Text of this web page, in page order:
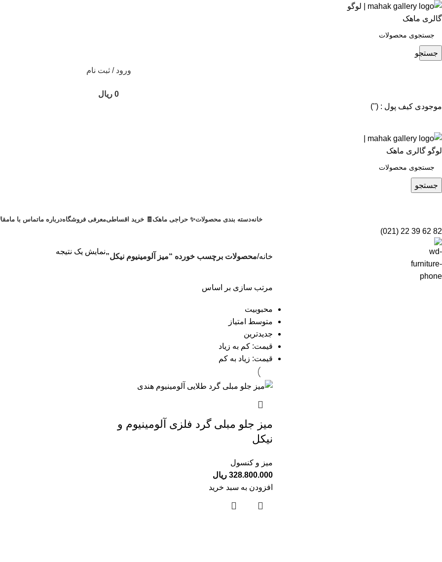
جستجو
ورود / ثبت نام
0 ریال
موجودی کیف پول : ('')
جستجو
خانهدسته بندی محصولات✨ حراجی ماهک 🧾 خرید اقساطیمعرفی فروشگاهدرباره ماتماس با ما
82 62 39 22 (021)
خانه محصولات برچسب خورده “میز آلومینیوم نیکل”
نمایش یک نتیجه
مرتب سازی بر اساس
محبوبیت
متوسط امتیاز
جدیدترین
قیمت: کم به زیاد
قیمت: زیاد به کم
میز جلو مبلی گرد فلزی آلومینیوم و
نیکل
میز و کنسول
328.800.000 ریال
افزودن به سبد خرید